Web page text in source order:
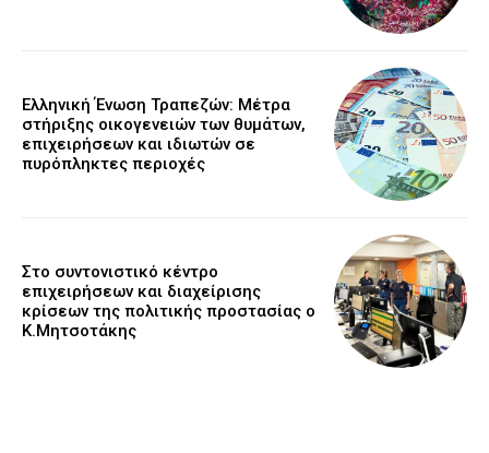
Ελληνική Ένωση Τραπεζών: Μέτρα
στήριξης οικογενειών των θυμάτων,
επιχειρήσεων και ιδιωτών σε
πυρόπληκτες περιοχές
Στο συντονιστικό κέντρο
επιχειρήσεων και διαχείρισης
κρίσεων της πολιτικής προστασίας ο
Κ.Μητσοτάκης